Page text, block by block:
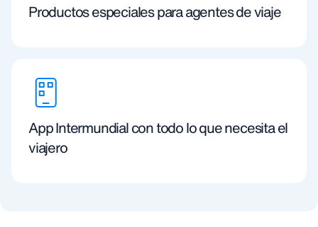
Productos especiales para agentes de viaje
App Intermundial con todo lo que necesita el
viajero